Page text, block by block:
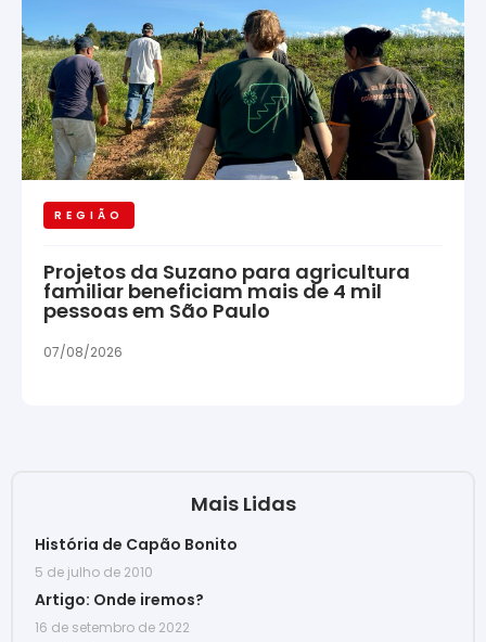
REGIÃO
Projetos da Suzano para agricultura
familiar beneficiam mais de 4 mil
pessoas em São Paulo
07/08/2026
Mais Lidas
História de Capão Bonito
5 de julho de 2010
Artigo: Onde iremos?
16 de setembro de 2022